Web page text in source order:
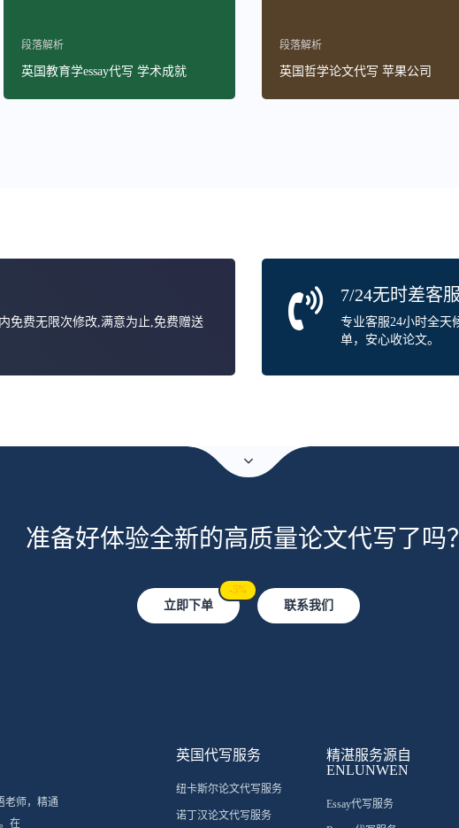
段落解析
英国教育学essay代写 学术成就
段落解析
英国哲学论文代写 苹果公司
免费无限次修改,满意为止,免费赠送
7/24无时差客服
专业客服24小时全天
单，安心收论文。
准备好体验全新的高质量论文代写了吗？
立即下单
-5%
联系我们
老师，精通
在
英国代写服务
纽卡斯尔论文代写服务
诺丁汉论文代写服务
精湛服务源自
ENLUNWEN
Essay代写服务